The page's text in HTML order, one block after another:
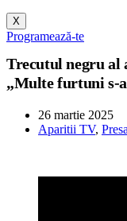
X
Programează-te
Trecutul negru
„Multe furtuni s-
26 martie 2025
Aparitii TV, Presa